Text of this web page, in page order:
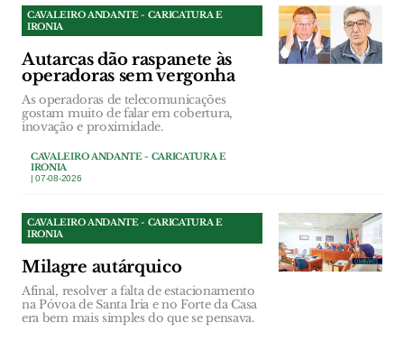
CAVALEIRO ANDANTE - CARICATURA E
IRONIA
Autarcas dão raspanete às
operadoras sem vergonha
As operadoras de telecomunicações
gostam muito de falar em cobertura,
inovação e proximidade.
CAVALEIRO ANDANTE - CARICATURA E
IRONIA
| 07-08-2026
CAVALEIRO ANDANTE - CARICATURA E
IRONIA
Milagre autárquico
Afinal, resolver a falta de estacionamento
na Póvoa de Santa Iria e no Forte da Casa
era bem mais simples do que se pensava.